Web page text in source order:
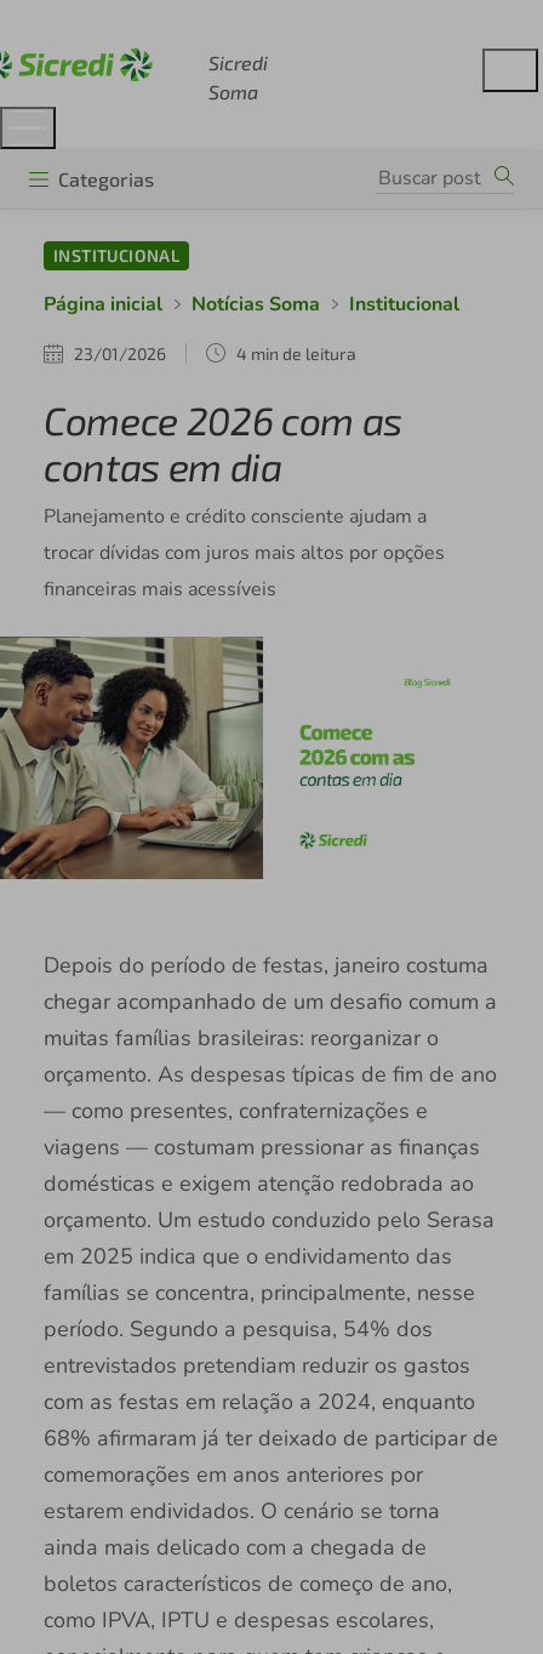
Sicredi
Soma
Categorias
INSTITUCIONAL
Página inicial Notícias Soma Institucional
23/01/2026 4 min de leitura
Comece 2026 com as
contas em dia
Planejamento e crédito consciente ajudam a
trocar dívidas com juros mais altos por opções
financeiras mais acessíveis
Depois do período de festas, janeiro costuma
chegar acompanhado de um desafio comum a
muitas famílias brasileiras: reorganizar o
orçamento. As despesas típicas de fim de ano
— como presentes, confraternizações e
viagens — costumam pressionar as finanças
domésticas e exigem atenção redobrada ao
orçamento. Um estudo conduzido pelo Serasa
em 2025 indica que o endividamento das
famílias se concentra, principalmente, nesse
período. Segundo a pesquisa, 54% dos
entrevistados pretendiam reduzir os gastos
com as festas em relação a 2024, enquanto
68% afirmaram já ter deixado de participar de
comemorações em anos anteriores por
estarem endividados. O cenário se torna
ainda mais delicado com a chegada de
boletos característicos de começo de ano,
como IPVA, IPTU e despesas escolares,